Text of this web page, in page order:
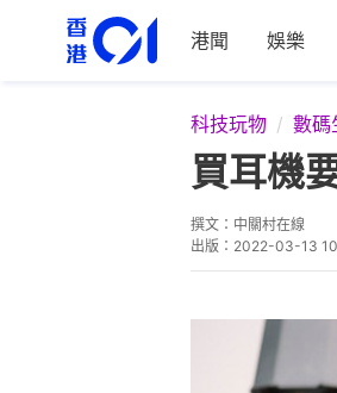
港聞 娛樂
科技玩物 數碼
買耳機
撰文： 中關村在線
出版： 2022-03-13